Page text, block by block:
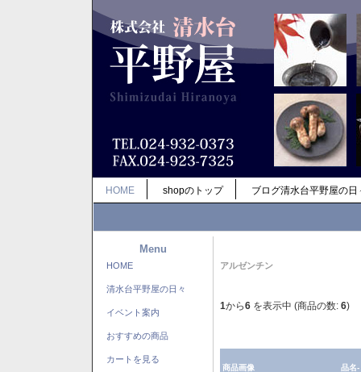
HOME shopのトップ ブログ清水台平野屋の日
Menu
HOME
清水台平野屋の日々
イベント案内
おすすめの商品
カートを見る
アルゼンチン
1から6 を表示中 (商品の数: 6)
商品画像 品名-